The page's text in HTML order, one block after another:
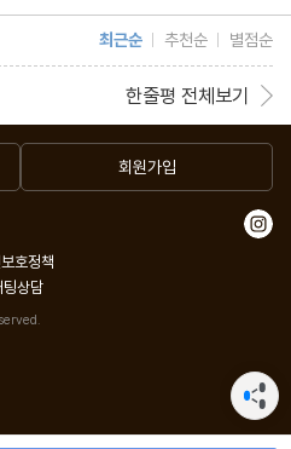
최근순 추천순 별점순
한줄평 전체보기
회원가입
호정책
상담